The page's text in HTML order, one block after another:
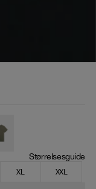
Størrelsesguide
XL XXL